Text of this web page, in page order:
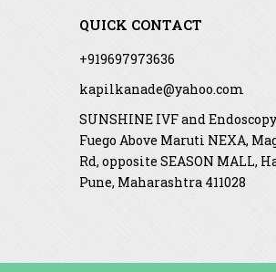
QUICK CONTACT
+919697973636
kapilkanade@yahoo.com
SUNSHINE IVF and
Fuego Above Maruti NEXA,
Rd, opposite SEASON MALL,
Pune, Maharashtra 411028